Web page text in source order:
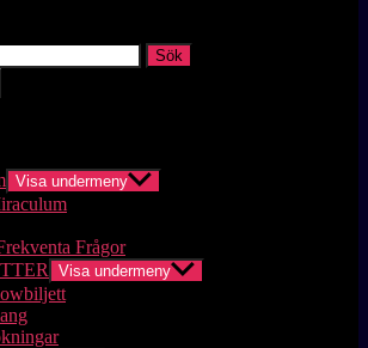
Visa undermeny
Frågor
Visa undermeny